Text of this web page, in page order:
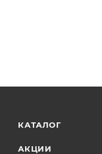
КАТАЛОГ
АКЦИИ